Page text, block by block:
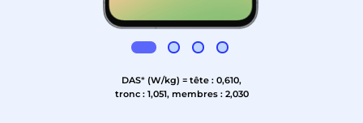
DAS* (W/kg) = tête : 0,610,
tronc : 1,051, membres : 2,030